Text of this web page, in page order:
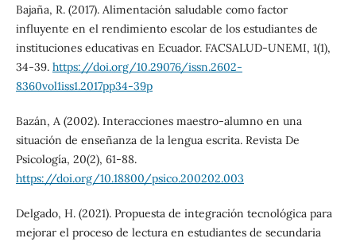
Bajaña, R. (2017). Alimentación saludable como factor
influyente en el rendimiento escolar de los estudiantes de
instituciones educativas en Ecuador. FACSALUD-UNEMI, 1(1),
34-39. https://doi.org/10.29076/issn.2602-
8360vol1iss1.2017pp34-39p
Bazán, A (2002). Interacciones maestro-alumno en una
situación de enseñanza de la lengua escrita. Revista De
Psicología, 20(2), 61-88.
https://doi.org/10.18800/psico.200202.003
Delgado, H. (2021). Propuesta de integración tecnológica para
mejorar el proceso de lectura en estudiantes de secundaria